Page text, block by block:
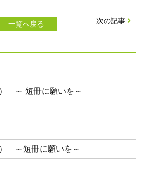
一覧へ戻る 次の記事
） ～ 短冊に願いを～
～短冊に願いを～